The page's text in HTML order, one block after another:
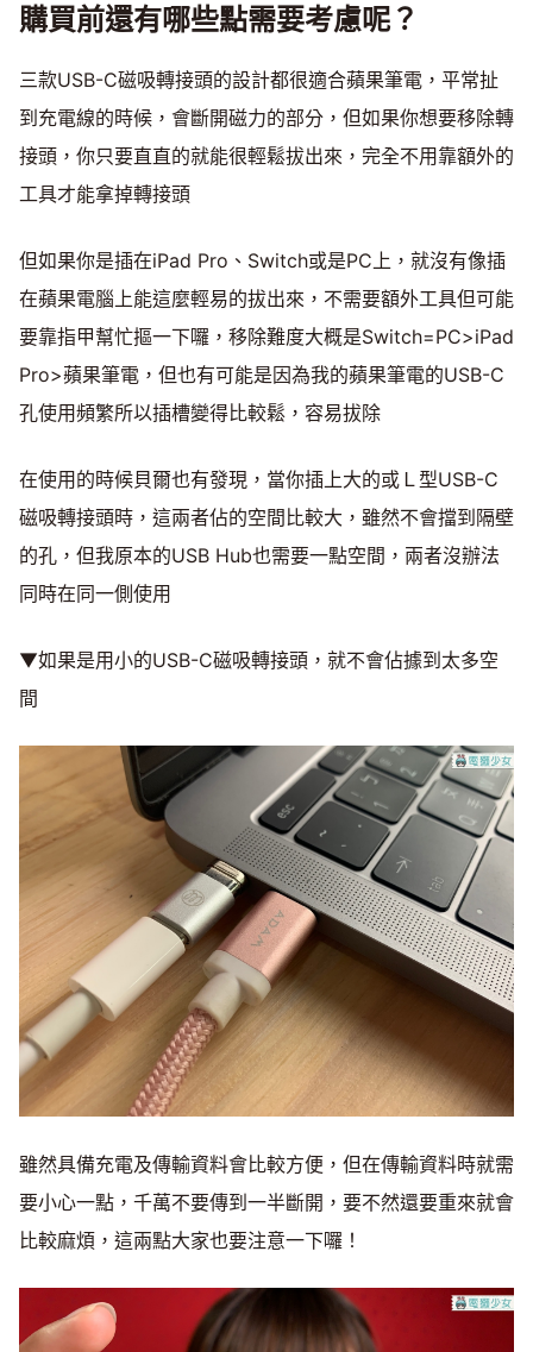
購買前還有哪些點需要考慮呢？
三款USB-C磁吸轉接頭的設計都很適合蘋果筆電，平常扯
到充電線的時候，會斷開磁力的部分，但如果你想要移除轉
接頭，你只要直直的就能很輕鬆拔出來，完全不用靠額外的
工具才能拿掉轉接頭
但如果你是插在iPad Pro、Switch或是PC上，就沒有像插
在蘋果電腦上能這麼輕易的拔出來，不需要額外工具但可能
要靠指甲幫忙摳一下囉，移除難度大概是Switch=PC>iPad
Pro>蘋果筆電，但也有可能是因為我的蘋果筆電的USB-C
孔使用頻繁所以插槽變得比較鬆，容易拔除
在使用的時候貝爾也有發現，當你插上大的或Ｌ型USB-C
磁吸轉接頭時，這兩者佔的空間比較大，雖然不會擋到隔壁
的孔，但我原本的USB Hub也需要一點空間，兩者沒辦法
同時在同一側使用
▼如果是用小的USB-C磁吸轉接頭，就不會佔據到太多空
間
雖然具備充電及傳輸資料會比較方便，但在傳輸資料時就需
要小心一點，千萬不要傳到一半斷開，要不然還要重來就會
比較麻煩，這兩點大家也要注意一下囉！